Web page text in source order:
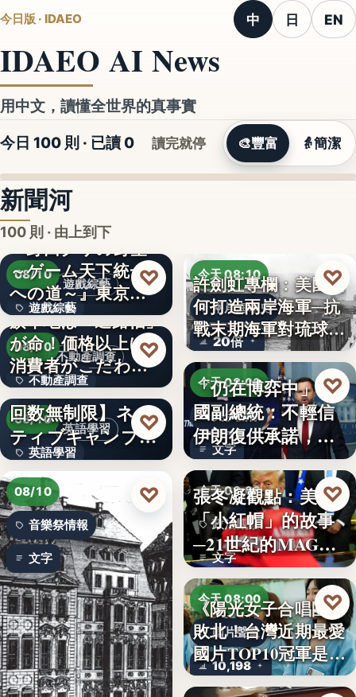
今日版 · IDAEO 中 日 EN
IDAEO AI News
用中文，讀懂全世界的真事實
今日 100 則 · 已讀 0 讀完就停 🎨豐富 👵簡潔
新聞河
100 則 · 由上到下
遊戲綜藝
08/10
遊戲綜藝
2
『野田クリの野望
～ゲーム天下統一
への道～』東京ゲ
ームショ…
♡
不動產調查
08/10
不動產調查
57.4%
旗竿地は「通路幅」
が命！価格以上に
消費者がこだわる
絶対条…
♡
英語學習
08/10
英語學習
文字
【英会話レッスン
回数無制限】ネイ
ティブキャンプ、
レッスン…
♡
08/10
音樂祭情報
文字
♡
今天 08:10
兩岸海軍史
20倍
許劍虹專欄：美國如
何打造兩岸海軍─抗
戰末期海軍對琉球的
覬…
♡
今天 08:00
美伊關係
文字
「仍在博弈中」 美
國副總統：不輕信
伊朗復供承諾，外
交、經…
♡
今天 08:00
政治觀察
文字
張冬凝觀點：美國
「小紅帽」的故事
─21世紀的MAGA
有沒…
♡
今天 08:00
國片聲量
10,198
《陽光女子合唱團》
敗北！台灣近期最愛
國片TOP10冠軍是…
♡